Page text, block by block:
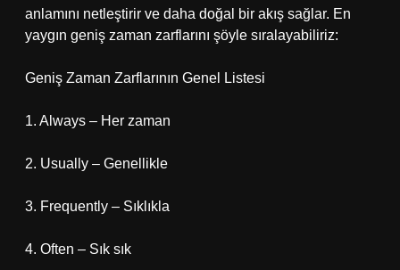
anlamını netleştirir ve daha doğal bir akış sağlar. En
yaygın geniş zaman zarflarını şöyle sıralayabiliriz:
Geniş Zaman Zarflarının Genel Listesi
1. Always – Her zaman
2. Usually – Genellikle
3. Frequently – Sıklıkla
4. Often – Sık sık